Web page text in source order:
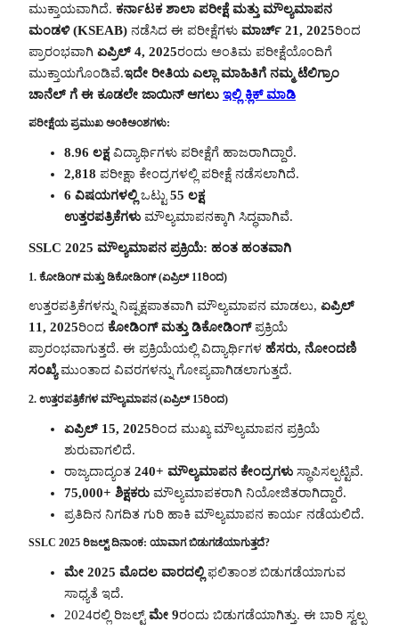
ಮುಕ್ತಾಯವಾಗಿದೆ. ಕರ್ನಾಟಕ ಶಾಲಾ ಪರೀಕ್ಷೆ ಮತ್ತು ಮೌಲ್ಯಮಾಪನ
ಮಂಡಳಿ (KSEAB) ನಡೆಸಿದ ಈ ಪರೀಕ್ಷೆಗಳು ಮಾರ್ಚ್ 21, 2025ರಿಂದ
ಪ್ರಾರಂಭವಾಗಿ ಏಪ್ರಿಲ್ 4, 2025ರಂದು ಅಂತಿಮ ಪರೀಕ್ಷೆಯೊಂದಿಗೆ
ಮುಕ್ತಾಯಗೊಂಡಿವೆ.ಇದೇ ರೀತಿಯ ಎಲ್ಲಾ ಮಾಹಿತಿಗೆ ನಮ್ಮ ಟೆಲಿಗ್ರಾಂ
ಚಾನೆಲ್ ಗೆ ಈ ಕೂಡಲೇ ಜಾಯಿನ್ ಆಗಲು ಇಲ್ಲಿ ಕ್ಲಿಕ್ ಮಾಡಿ
ಪರೀಕ್ಷೆಯ ಪ್ರಮುಖ ಅಂಕಿಅಂಶಗಳು:
8.96 ಲಕ್ಷವಿದ್ಯಾರ್ಥಿಗಳು ಪರೀಕ್ಷೆಗೆ ಹಾಜರಾಗಿದ್ದಾರೆ.
2,818 ಪರೀಕ್ಷಾ ಕೇಂದ್ರಗಳಲ್ಲಿ ಪರೀಕ್ಷೆ ನಡೆಸಲಾಗಿದೆ.
6 ವಿಷಯಗಳಲ್ಲಿ ಒಟ್ಟು 55 ಲಕ್ಷ
ಉತ್ತರಪತ್ರಿಕೆಗಳು ಮೌಲ್ಯಮಾಪನಕ್ಕಾಗಿ ಸಿದ್ಧವಾಗಿವೆ.
SSLC 2025 ಮೌಲ್ಯಮಾಪನ ಪ್ರಕ್ರಿಯೆ: ಹಂತ ಹಂತವಾಗಿ
1. ಕೋಡಿಂಗ್ ಮತ್ತು ಡಿಕೋಡಿಂಗ್ (ಏಪ್ರಿಲ್ 11ರಿಂದ)
ಉತ್ತರಪತ್ರಿಕೆಗಳನ್ನು ನಿಷ್ಪಕ್ಷಪಾತವಾಗಿ ಮೌಲ್ಯಮಾಪನ ಮಾಡಲು, ಏಪ್ರಿಲ್
11, 2025ರಿಂದ ಕೋಡಿಂಗ್ ಮತ್ತು ಡಿಕೋಡಿಂಗ್ಪ್ರಕ್ರಿಯೆ
ಪ್ರಾರಂಭವಾಗುತ್ತದೆ. ಈ ಪ್ರಕ್ರಿಯೆಯಲ್ಲಿ ವಿದ್ಯಾರ್ಥಿಗಳ ಹೆಸರು, ನೋಂದಣಿ
ಸಂಖ್ಯೆಮುಂತಾದ ವಿವರಗಳನ್ನು ಗೋಪ್ಯವಾಗಿಡಲಾಗುತ್ತದೆ.
2. ಉತ್ತರಪತ್ರಿಕೆಗಳ ಮೌಲ್ಯಮಾಪನ (ಏಪ್ರಿಲ್ 15ರಿಂದ)
ಏಪ್ರಿಲ್ 15, 2025ರಿಂದ ಮುಖ್ಯ ಮೌಲ್ಯಮಾಪನ ಪ್ರಕ್ರಿಯೆ
ಶುರುವಾಗಲಿದೆ.
ರಾಜ್ಯದಾದ್ಯಂತ 240+ ಮೌಲ್ಯಮಾಪನ ಕೇಂದ್ರಗಳು ಸ್ಥಾಪಿಸಲ್ಪಟ್ಟಿವೆ.
75,000+ ಶಿಕ್ಷಕರು ಮೌಲ್ಯಮಾಪಕರಾಗಿ ನಿಯೋಜಿತರಾಗಿದ್ದಾರೆ.
ಪ್ರತಿದಿನ ನಿಗದಿತ ಗುರಿ ಹಾಕಿ ಮೌಲ್ಯಮಾಪನ ಕಾರ್ಯ ನಡೆಯಲಿದೆ.
SSLC 2025 ರಿಜಲ್ಟ್ ದಿನಾಂಕ: ಯಾವಾಗ ಬಿಡುಗಡೆಯಾಗುತ್ತದೆ?
ಮೇ 2025 ಮೊದಲ ವಾರದಲ್ಲಿ ಫಲಿತಾಂಶ ಬಿಡುಗಡೆಯಾಗುವ
ಸಾಧ್ಯತೆ ಇದೆ.
2024ರಲ್ಲಿ ರಿಜಲ್ಟ್ ಮೇ 9ರಂದು ಬಿಡುಗಡೆಯಾಗಿತ್ತು. ಈ ಬಾರಿ ಸ್ವಲ್ಪ